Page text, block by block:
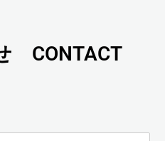
CONTACT